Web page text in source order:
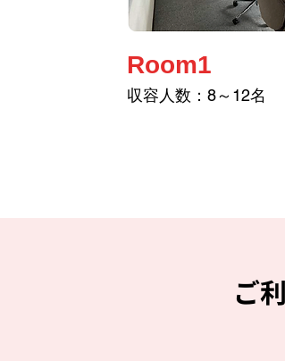
Room1
収容人数：8～12名
ご